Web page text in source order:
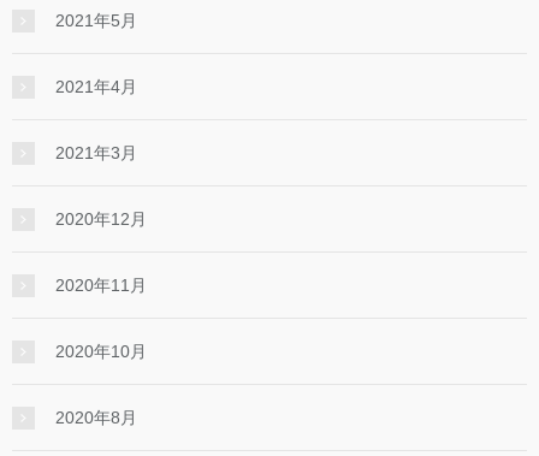
2021年5月
2021年4月
2021年3月
2020年12月
2020年11月
2020年10月
2020年8月